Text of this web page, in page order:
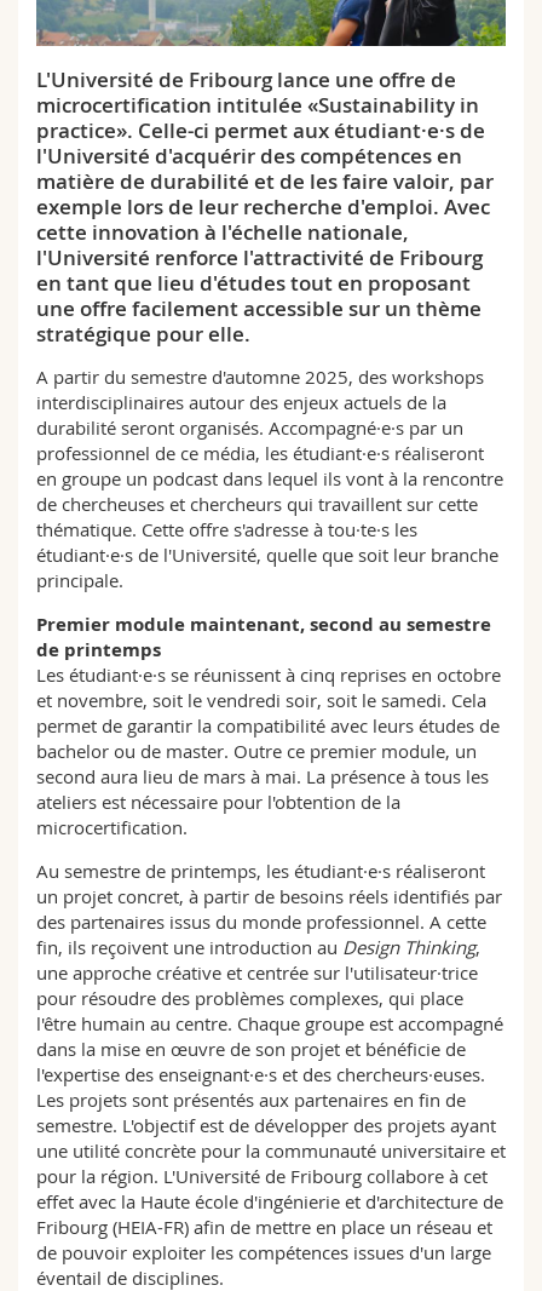
Sciences et médecine
Interfacultaire
Collaborateurs
Doctorants
Webmail
Programme des cours
MyUnifr
L'Université de Fribourg lance une offre de
microcertification intitulée «Sustainability in
practice». Celle-ci permet aux étudiant·e·s de
l'Université d'acquérir des compétences en
matière de durabilité et de les faire valoir, par
exemple lors de leur recherche d'emploi. Avec
cette innovation à l'échelle nationale,
l'Université renforce l'attractivité de Fribourg
en tant que lieu d'études tout en proposant
une offre facilement accessible sur un thème
stratégique pour elle.
A partir du semestre d'automne 2025, des workshops
interdisciplinaires autour des enjeux actuels de la
durabilité seront organisés. Accompagné·e·s par un
professionnel de ce média, les étudiant·e·s réaliseront
en groupe un podcast dans lequel ils vont à la rencontre
de chercheuses et chercheurs qui travaillent sur cette
thématique. Cette offre s'adresse à tou·te·s les
étudiant·e·s de l'Université, quelle que soit leur branche
principale.
Premier module maintenant, second au semestre
de printemps
Les étudiant·e·s se réunissent à cinq reprises en octobre
et novembre, soit le vendredi soir, soit le samedi. Cela
permet de garantir la compatibilité avec leurs études de
bachelor ou de master. Outre ce premier module, un
second aura lieu de mars à mai. La présence à tous les
ateliers est nécessaire pour l'obtention de la
microcertification.
Au semestre de printemps, les étudiant·e·s réaliseront
un projet concret, à partir de besoins réels identifiés par
des partenaires issus du monde professionnel. A cette
fin, ils reçoivent une introduction au Design Thinking,
une approche créative et centrée sur l'utilisateur·trice
pour résoudre des problèmes complexes, qui place
l'être humain au centre. Chaque groupe est accompagné
dans la mise en œuvre de son projet et bénéficie de
l'expertise des enseignant·e·s et des chercheurs·euses.
Les projets sont présentés aux partenaires en fin de
semestre. L'objectif est de développer des projets ayant
une utilité concrète pour la communauté universitaire et
pour la région. L'Université de Fribourg collabore à cet
effet avec la Haute école d'ingénierie et d'architecture de
Fribourg (HEIA-FR) afin de mettre en place un réseau et
de pouvoir exploiter les compétences issues d'un large
éventail de disciplines.